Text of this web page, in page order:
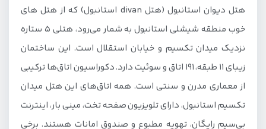
هتل دیوان استانبول (هتل divan استانبول) که از هتل های
خوب منطقه شیشلی استانبول به شمار می‌رود، هتلی 5 ستاره
نزدیک میدان تکسیم و خیابان استقلال است. این ساختمان
زیبای 11 طبقه، 191 اتاق و سوئیت دارد. دکوراسیون اتاق‌ها ترکیبی
از معماری مدرن و سنتی است. همه اتاق‌های این هتل میدان
تکسیم استانبول، دارای تلویزیون صفحه تخت، مینی بار، اینترنت
بی‌سیم رایگان، تهویه مطبوع و صندوق امانات هستند. برخی